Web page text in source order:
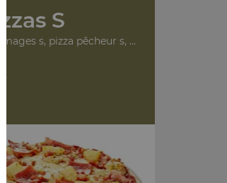
S
s, pizza pêcheur s, ...